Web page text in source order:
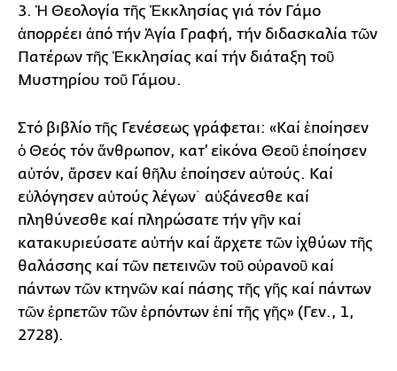
3. Ἡ Θεολογία τῆς Ἐκκλησίας γιά τόν Γάμο
ἀπορρέει ἀπό τήν Ἁγία Γραφή, τήν διδασκαλία τῶν
Πατέρων τῆς Ἐκκλησίας καί τήν διάταξη τοῦ
Μυστηρίου τοῦ Γάμου.
Στό βιβλίο τῆς Γενέσεως γράφεται: «Καί ἐποίησεν
ὁ Θεός τόν ἄνθρωπον, κατ’ εἰκόνα Θεοῦ ἐποίησεν
αὐτόν, ἄρσεν καί θῆλυ ἐποίησεν αὐτούς. Καί
εὐλόγησεν αὐτούς λέγων˙ αὐξάνεσθε καί
πληθύνεσθε καί πληρώσατε τήν γῆν καί
κατακυριεύσατε αὐτήν καί ἄρχετε τῶν ἰχθύων τῆς
θαλάσσης καί τῶν πετεινῶν τοῦ οὐρανοῦ καί
πάντων τῶν κτηνῶν καί πάσης τῆς γῆς καί πάντων
τῶν ἑρπετῶν τῶν ἑρπόντων ἐπί τῆς γῆς» (Γεν., 1,
2728).